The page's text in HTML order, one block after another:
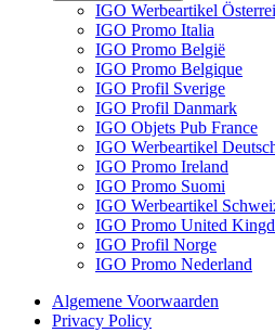
IGO Werbeartikel
IGO Promo Italia
IGO Promo België
IGO Promo Belgique
IGO Profil Sverige
IGO Profil Danmark
IGO Objets Pub France
IGO Werbeartikel
IGO Promo Ireland
IGO Promo Suomi
IGO Werbeartikel
IGO Promo United
IGO Profil Norge
IGO Promo Nederland
Algemene Voorwaarden
Privacy Policy